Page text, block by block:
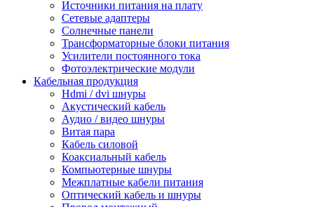
Источники питания на плату
Сетевые адаптеры
Солнечные панели
Трансформаторные блоки питания
Усилители постоянного тока
Фотоэлектрические модули
Кабельная продукция
Hdmi / dvi шнуры
Акустический кабель
Аудио / видео шнуры
Витая пара
Кабель силовой
Коаксиальный кабель
Компьютерные шнуры
Межплатные кабели питания
Оптический кабель и шнуры